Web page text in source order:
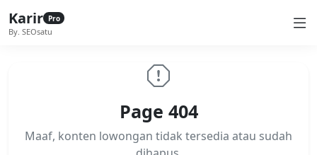
Karir Pro
By. SEOsatu
Page 404
Maaf, konten lowongan tidak tersedia atau sudah